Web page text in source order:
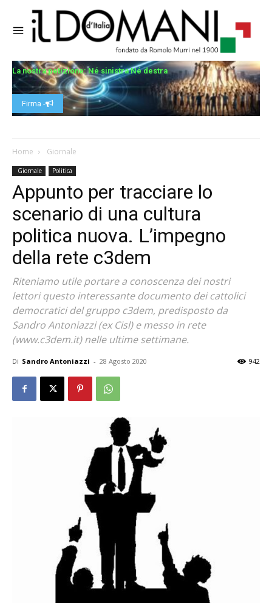
La nostra petizione: Né sinistra Né destra
Firma -
Home Giornale
Giornale Politica
Appunto per tracciare lo
scenario di una cultura
politica nuova. L’impegno
della rete c3dem
Riteniamo utile portare a conoscenza dei nostri
lettori questo interessante documento dei cattolici
democratici del gruppo c3dem, predisposto da
Sandro Antoniazzi (ex Cisl) e messo in rete
(www.c3dem.it) nelle ultime settimane.
Di Sandro Antoniazzi - 28 Agosto 2020 942